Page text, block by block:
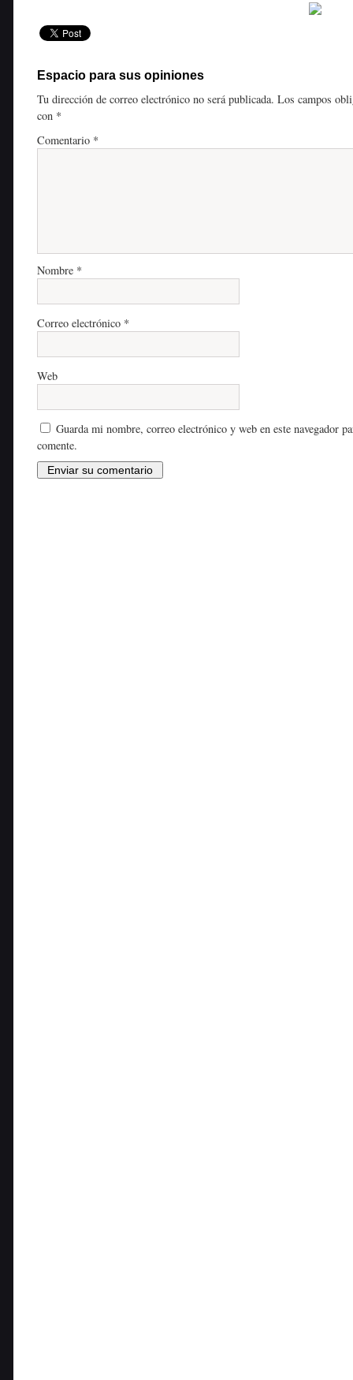
Espacio para sus opiniones
Tu dirección de correo electrónico no será publicada. Los campos
con *
Comentario *
Nombre *
Correo electrónico *
Web
Guarda mi nombre, correo electrónico y web en este navegador
comente.